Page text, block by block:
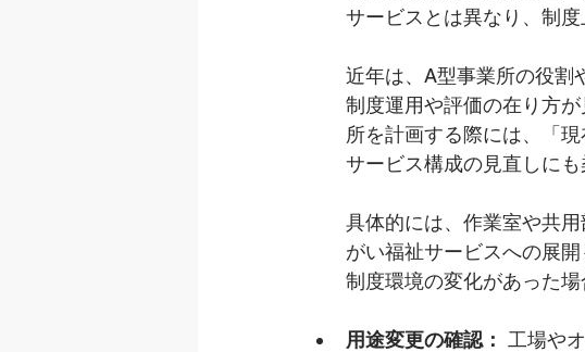
サービスとは異なり、制
近年は、A型事業所の役割
制度運用や評価の在り方
所を計画する際には、「
サービス構成の見直しに
具体的には、作業室や共
がい福祉サービスへの展
制度環境の変化があった
用途変更の確認：
工場や